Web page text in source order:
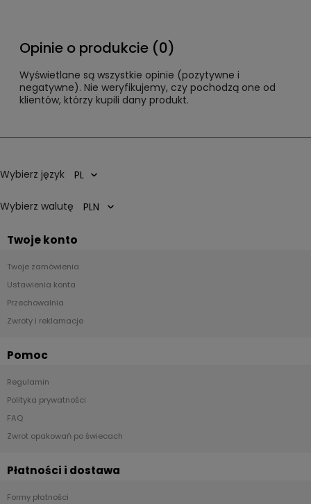
Opinie o produkcie (0)
Wyświetlane są wszystkie opinie (pozytywne i
negatywne). Nie weryfikujemy, czy pochodzą one od
klientów, którzy kupili dany produkt.
Wybierz język
Wybierz walutę
Twoje konto
Twoje zamówienia
Ustawienia konta
Przechowalnia
Zwroty i reklamacje
Pomoc
Regulamin
Polityka prywatności
FAQ
Zwrot opakowań po świecach
Płatności i dostawa
Formy płatności